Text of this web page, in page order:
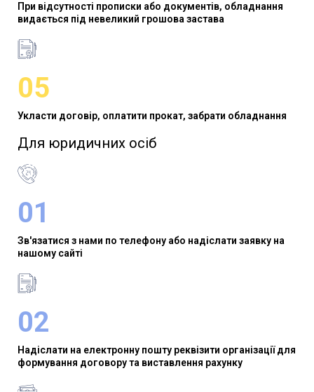
При відсутності прописки або документів, обладнання
видається під невеликий грошова застава
05
Укласти договір, оплатити прокат, забрати обладнання
Для юридичних осіб​
01
Зв'язатися з нами по телефону або надіслати заявку на
нашому сайті
02
Надіслати на електронну пошту реквізити організації для
формування договору та виставлення рахунку